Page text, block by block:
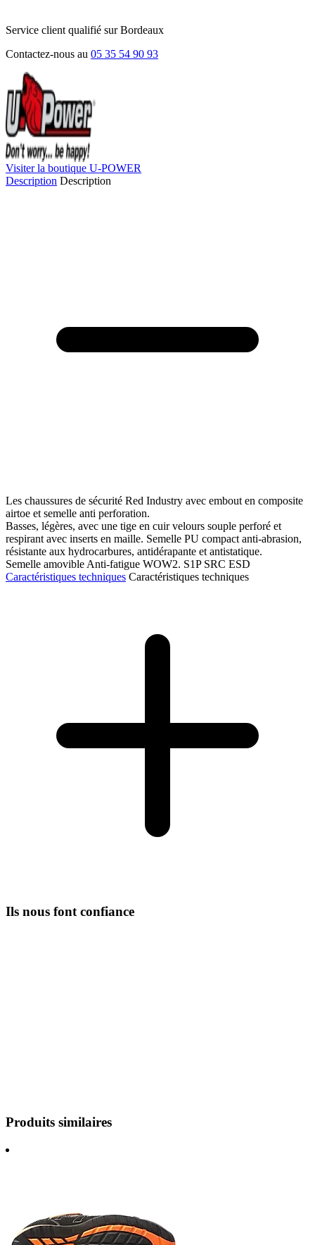
Service client qualifié sur Bordeaux
Contactez-nous au 05 35 54 90 93
Visiter la boutique U-POWER
Description Description
Les chaussures de sécurité Red Industry avec embout en composite
airtoe et semelle anti perforation.
Basses, légères, avec une tige en cuir velours souple perforé et
respirant avec inserts en maille. Semelle PU compact anti-abrasion,
résistante aux hydrocarbures, antidérapante et antistatique.
Semelle amovible Anti-fatigue WOW2. S1P SRC ESD
Caractéristiques techniques Caractéristiques techniques
Ils nous font confiance
Produits similaires